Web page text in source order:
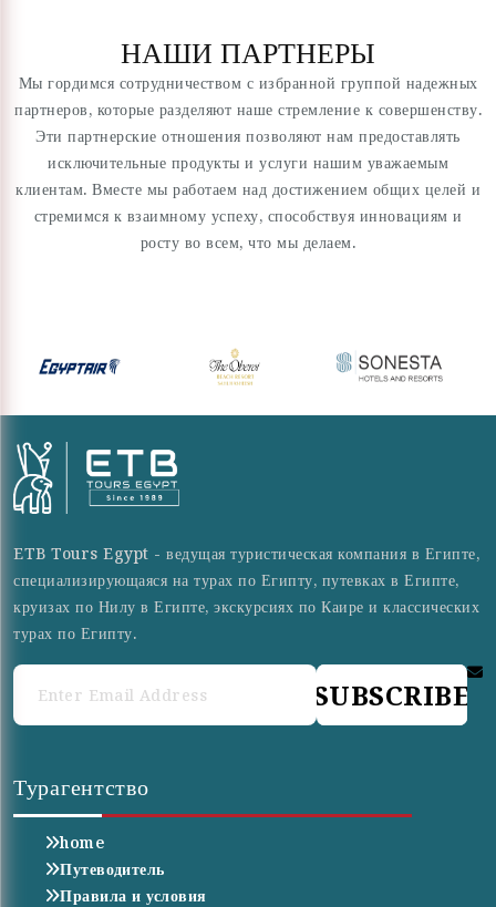
НАШИ ПАРТНЕРЫ
Мы гордимся сотрудничеством с избранной группой надежных
партнеров, которые разделяют наше стремление к совершенству.
Эти партнерские отношения позволяют нам предоставлять
исключительные продукты и услуги нашим уважаемым
клиентам. Вместе мы работаем над достижением общих целей и
стремимся к взаимному успеху, способствуя инновациям и
росту во всем, что мы делаем.
ETB Tours Egypt - ведущая туристическая компания в Египте,
специализирующаяся на турах по Египту, путевках в Египте,
круизах по Нилу в Египте, экскурсиях по Каире и классических
турах по Египту.
SUBSCRIBE
Турагентство
home
Путеводитель
Правила и условия